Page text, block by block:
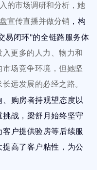
的市场调研和分析，她
宣传直播并做分销 ， 构
易闭环"的全链路服务体
更多的人力、物力和
场竞争环境，但她坚
远发展的必经之路。
购房者持观望态度以
战，梁舒月始终坚守
户提供验房等后续服
高了客户粘性，为公